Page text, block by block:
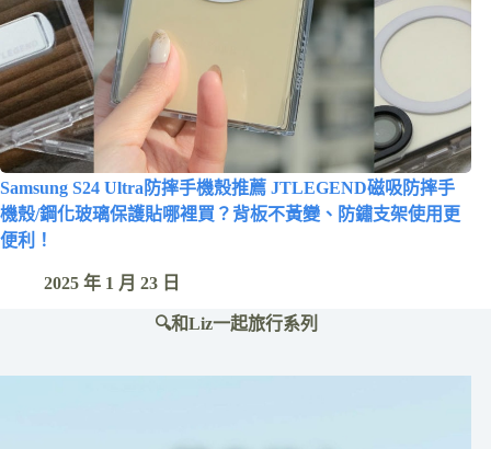
Samsung S24 Ultra防摔手機殼推薦 JTLEGEND磁吸防摔手
機殼/鋼化玻璃保護貼哪裡買？背板不黃變、防鏽支架使用更
便利！
2025 年 1 月 23 日
🔍和Liz一起旅行系列